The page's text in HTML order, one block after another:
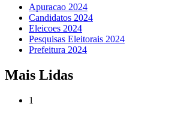
Apuracao 2024
Candidatos 2024
Eleicoes 2024
Pesquisas Eleitorais 2024
Prefeitura 2024
Mais Lidas
1